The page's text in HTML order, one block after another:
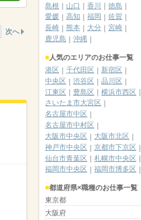
次へ
島根
山口 香川
徳島
愛媛
高知 福岡
佐賀
長崎
熊本 大分
宮崎
鹿児島
沖縄
人気のエリアのお仕事一覧
港区
千代田区
新宿区
中央区
渋谷区
品川区
江東区
豊島区
横浜市西区
さいたま市大宮区
名古屋市中区
名古屋市中村区
大阪市中央区
大阪市北区
神戸市中央区
京都市下京区
仙台市青葉区
札幌市中央区
福岡市中央区
福岡市博多区
都道府県×職種のお仕事一覧
東京都
大阪府